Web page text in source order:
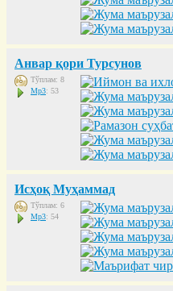
Анвар қори Турсунов
Тўплам: 8
Mp3: 53
Исҳоқ Муҳаммад
Тўплам: 6
Mp3: 54